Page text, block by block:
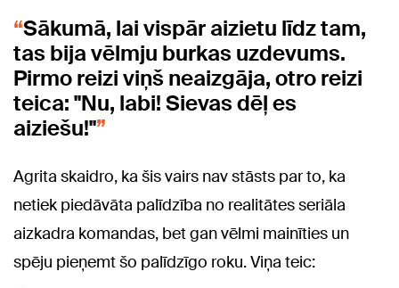
Sākumā, lai vispār aizietu līdz tam,
tas bija vēlmju burkas uzdevums.
Pirmo reizi viņš neaizgāja, otro reizi
teica: "Nu, labi! Sievas dēļ es
aiziešu!"
Agrita skaidro, ka šis vairs nav stāsts par to, ka
netiek piedāvāta palīdzība no realitātes seriāla
aizkadra komandas, bet gan vēlmi mainīties un
spēju pieņemt šo palīdzīgo roku. Viņa teic: